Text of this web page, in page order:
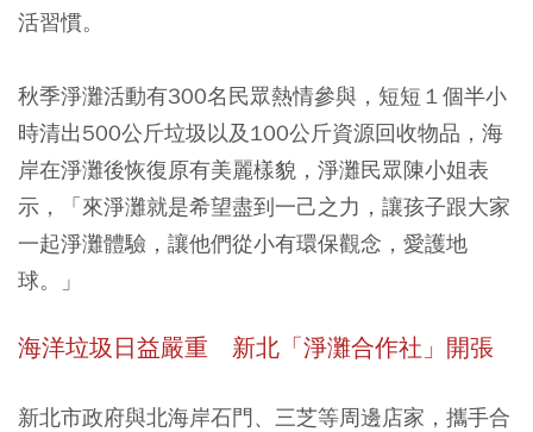
活習慣。
秋季淨灘活動有300名民眾熱情參與，短短１個半小
時清出500公斤垃圾以及100公斤資源回收物品，海
岸在淨灘後恢復原有美麗樣貌，淨灘民眾陳小姐表
示，「來淨灘就是希望盡到一己之力，讓孩子跟大家
一起淨灘體驗，讓他們從小有環保觀念，愛護地
球。」
海洋垃圾日益嚴重 新北「淨灘合作社」開張
新北市政府與北海岸石門、三芝等周邊店家，攜手合